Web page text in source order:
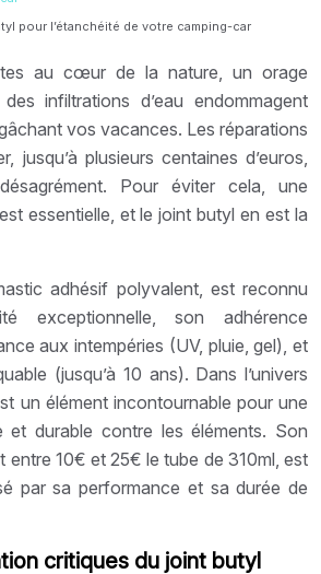
pour l’étanchéité de votre camping-car
au cœur de la nature, un orage
infiltrations d’eau endommagent
vos vacances. Les réparations
jusqu’à plusieurs centaines d’euros,
Pour éviter cela, une
essentielle, et le joint butyl en est la
adhésif polyvalent, est reconnu
exceptionnelle, son adhérence
aux intempéries (UV, pluie, gel), et
(jusqu’à 10 ans). Dans l’univers
un élément incontournable pour une
et durable contre les éléments. Son
entre 10€ et 25€ le tube de 310ml, est
par sa performance et sa durée de
critiques du joint butyl